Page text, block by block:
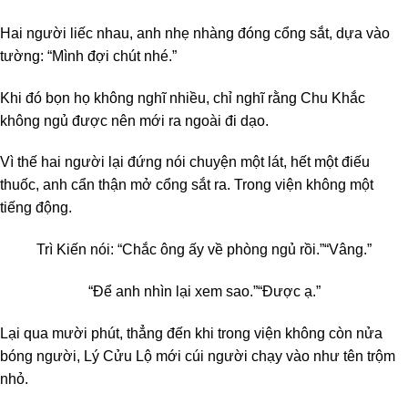
Hai người liếc nhau, anh nhẹ nhàng đóng cổng sắt, dựa vào
tường: “Mình đợi chút nhé.”
Khi đó bọn họ không nghĩ nhiều, chỉ nghĩ rằng Chu Khắc
không ngủ được nên mới ra ngoài đi dạo.
Vì thế hai người lại đứng nói chuyện một lát, hết một điếu
thuốc, anh cẩn thận mở cổng sắt ra. Trong viện không một
tiếng động.
Trì Kiến nói: “Chắc ông ấy về phòng ngủ rồi.”“Vâng.”
“Để anh nhìn lại xem sao.”“Được ạ.”
Lại qua mười phút, thẳng đến khi trong viện không còn nửa
bóng người, Lý Cửu Lộ mới cúi người chạy vào như tên trộm
nhỏ.